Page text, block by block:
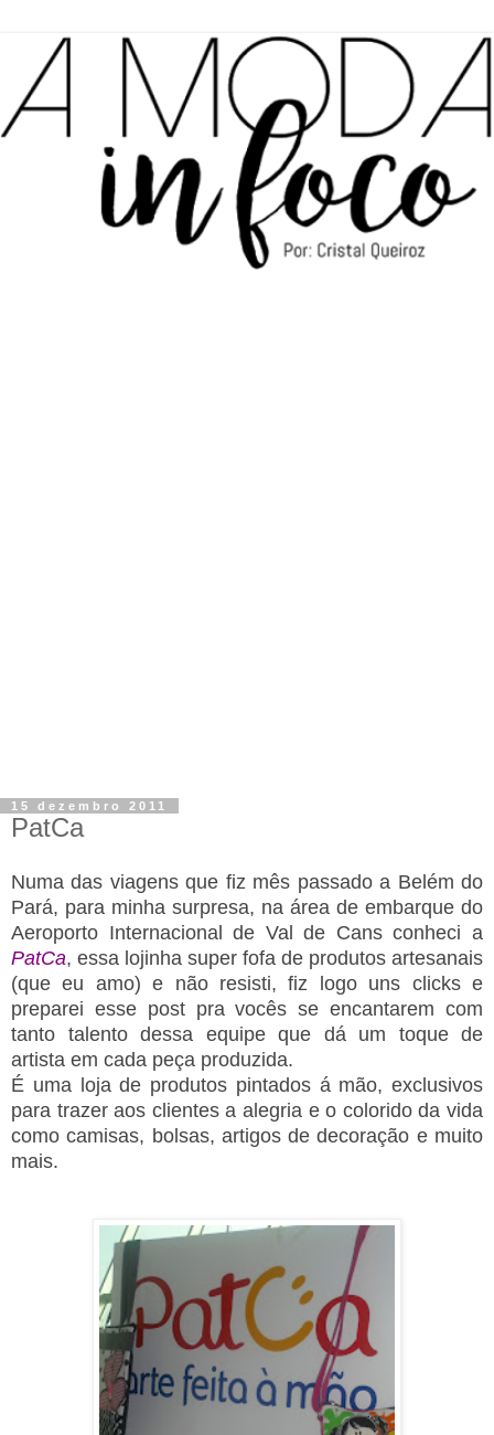
15 dezembro 2011
PatCa
Numa das viagens que fiz mês passado a Belém do
Pará, para minha surpresa, na área de embarque do
Aeroporto Internacional de Val de Cans conheci a
PatCa, essa lojinha super fofa de produtos artesanais
(que eu amo) e não resisti, fiz logo uns clicks e
preparei esse post pra vocês se encantarem com
tanto talento dessa equipe que dá um toque de
artista em cada peça produzida.
É uma loja de produtos pintados á mão, exclusivos
para trazer aos clientes a alegria e o colorido da vida
como camisas, bolsas, artigos de decoração e muito
mais.